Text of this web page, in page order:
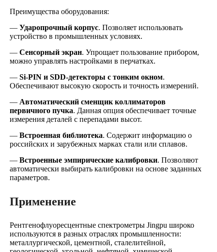
Преимущества оборудования:
— Ударопрочный корпус. Позволяет использовать
устройство в промышленных условиях.
— Сенсорный экран. Упрощает пользование прибором,
можно управлять настройками в перчатках.
— Si-PIN и SDD-детекторы с тонким окном.
Обеспечивают высокую скорость и точность измерений.
— Автоматический сменщик коллиматоров
первичного пучка. Данная опция обеспечивает точные
измерения деталей с перепадами высот.
— Встроенная библиотека. Содержит информацию о
российских и зарубежных марках стали или сплавов.
— Встроенные эмпирические калибровки. Позволяют
автоматически выбирать калибровки на основе заданных
параметров.
Применение
Рентгенофлуоресцентные спектрометры Jingpu широко
используются в разных отраслях промышленности:
металлургической, цементной, сталелитейной,